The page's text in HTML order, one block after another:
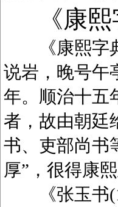
《康
《康熙字典
说岩，晚号午
年。顺治十五
者，故由朝廷
书、吏部尚书
厚”，很得康
《张玉书